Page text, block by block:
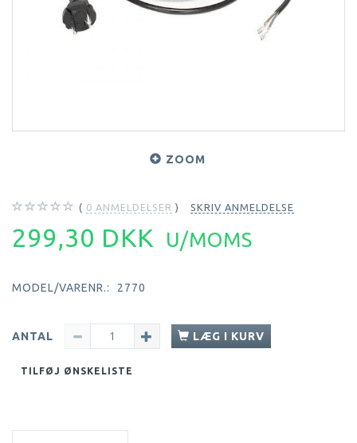
ZOOM
0 ANMELDELSER SKRIV ANMELDELSE
299,30 DKK U/MOMS
MODEL/VARENR.: 2770
ANTAL LÆG I KURV
TILFØJ ØNSKELISTE